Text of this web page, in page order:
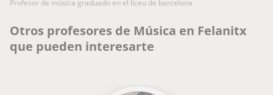
profesor de música graduado en el liceu de barcelona
Otros profesores de Música en Felanitx
que pueden interesarte